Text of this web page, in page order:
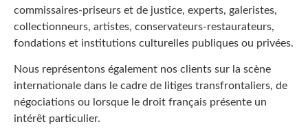
commissaires-priseurs et de justice, experts, galeristes,
collectionneurs, artistes, conservateurs-restaurateurs,
fondations et institutions culturelles publiques ou privées.
Nous représentons également nos clients sur la scène
internationale dans le cadre de litiges transfrontaliers, de
négociations ou lorsque le droit français présente un
intérêt particulier.